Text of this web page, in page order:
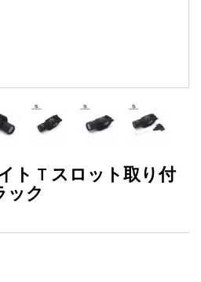
ト T スロット取り付
ック